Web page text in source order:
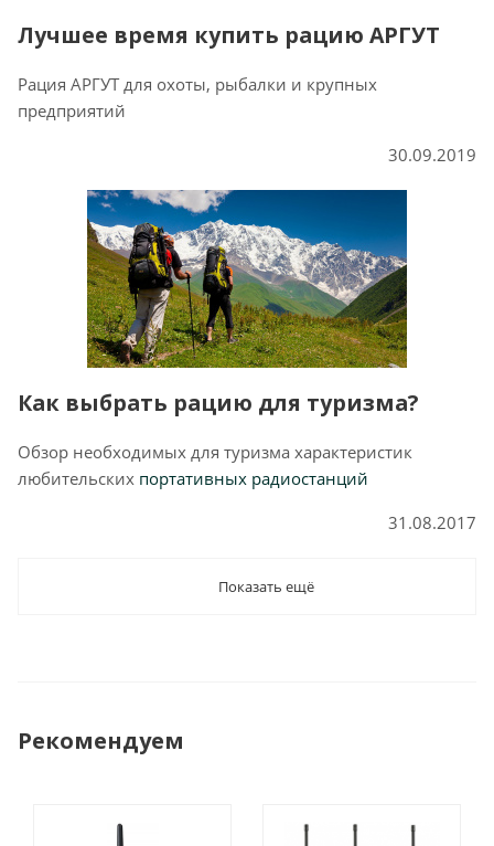
Лучшее время купить рацию АРГУТ
Рация АРГУТ для охоты, рыбалки и крупных
предприятий
30.09.2019
Как выбрать рацию для туризма?
Обзор необходимых для туризма характеристик
любительских портативных радиостанций
31.08.2017
Показать ещё
Рекомендуем